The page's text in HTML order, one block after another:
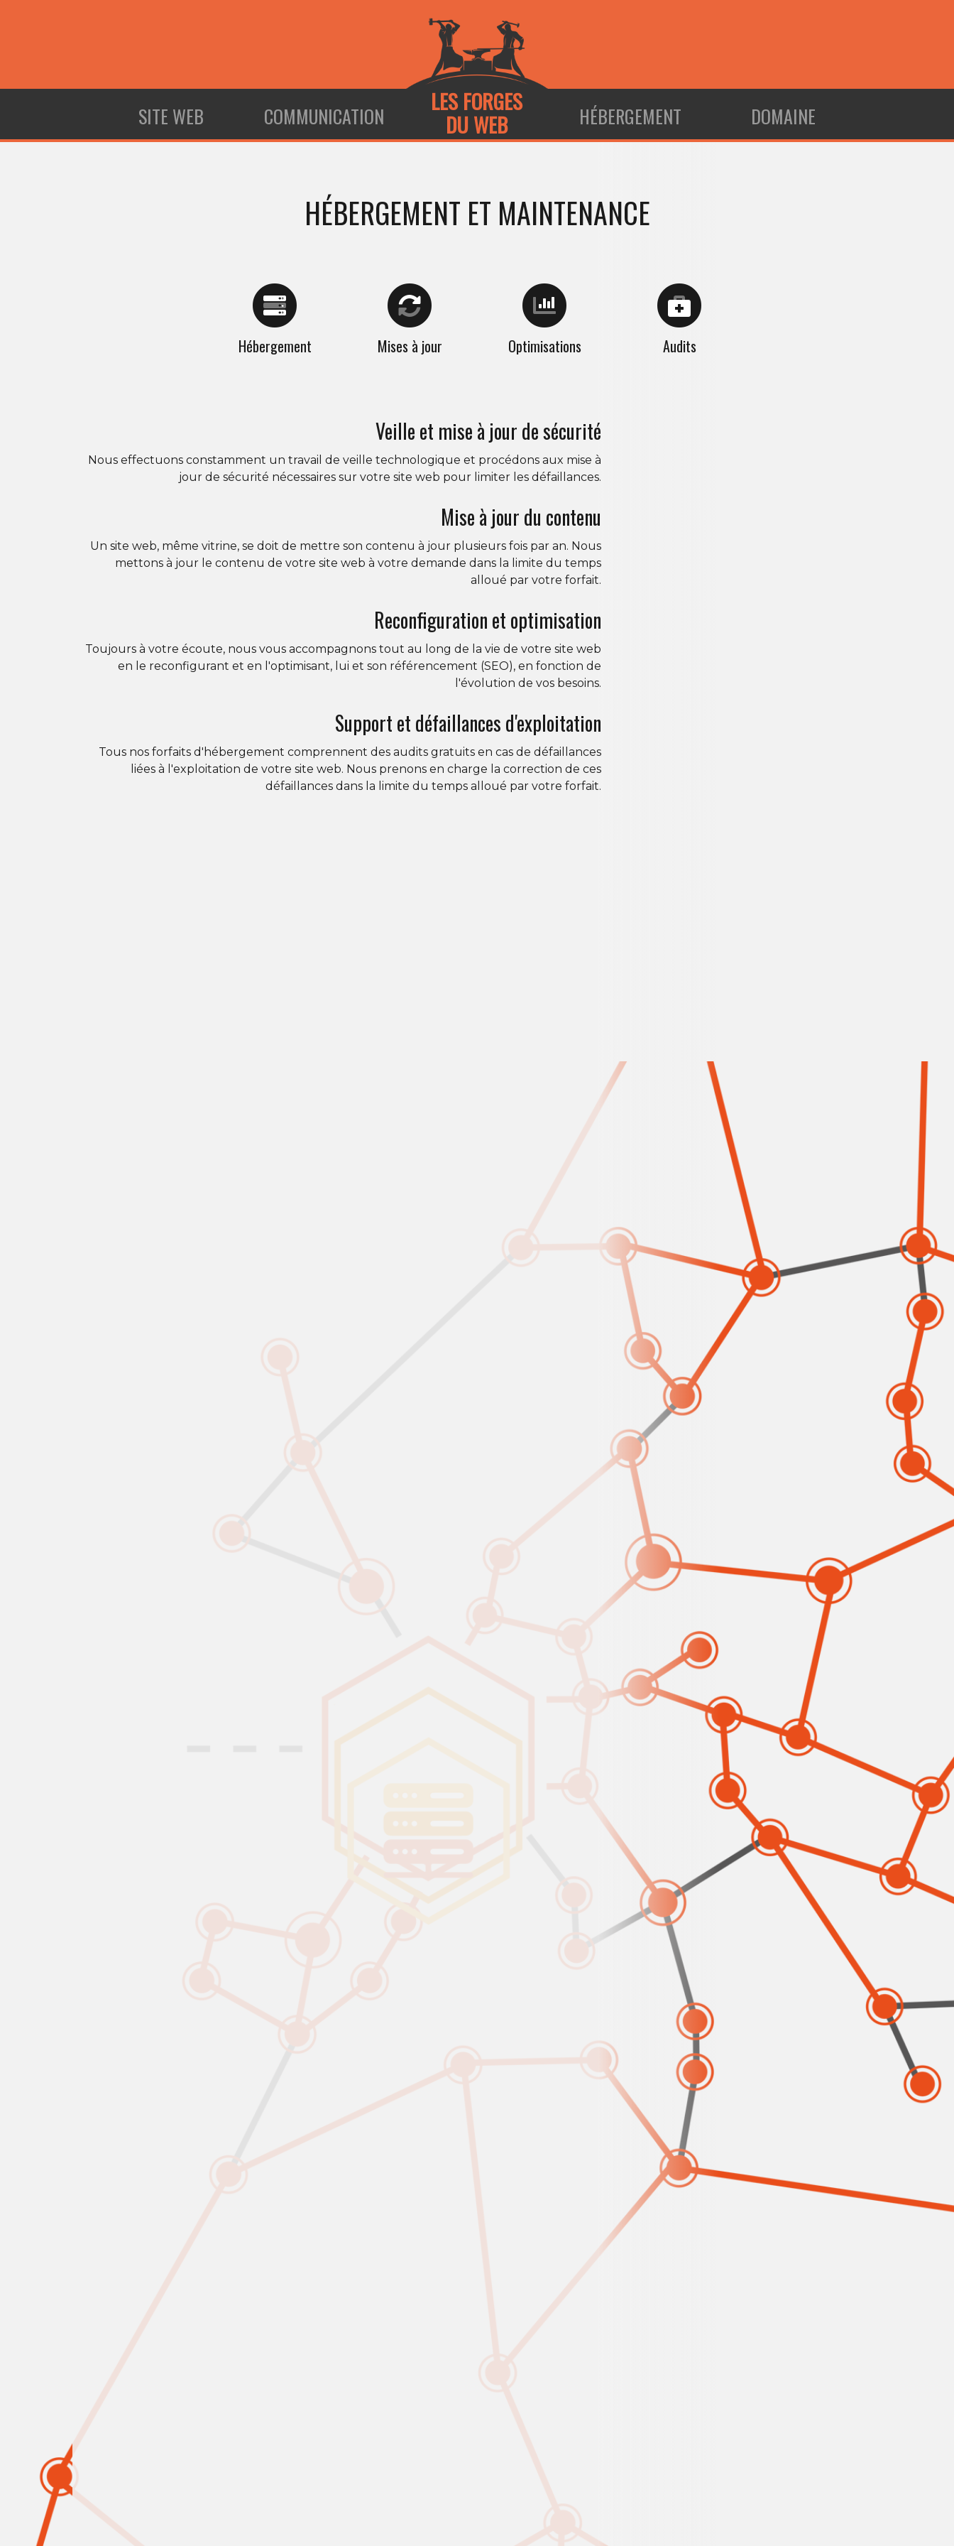
SITE WEB COMMUNICATION LES FORGES
DU WEB HÉBERGEMENT DOMAINE
HÉBERGEMENT ET MAINTENANCE
Hébergement Mises à jour Optimisations Audits
Veille et mise à jour de sécurité
Nous effectuons constamment un travail de veille technologique et procédons aux mise à
jour de sécurité nécessaires sur votre site web pour limiter les défaillances.
Mise à jour du contenu
Un site web, même vitrine, se doit de mettre son contenu à jour plusieurs fois par an. Nous
mettons à jour le contenu de votre site web à votre demande dans la limite du temps
alloué par votre forfait.
Reconfiguration et optimisation
Toujours à votre écoute, nous vous accompagnons tout au long de la vie de votre site web
en le reconfigurant et en l'optimisant, lui et son référencement (SEO), en fonction de
l'évolution de vos besoins.
Support et défaillances d'exploitation
Tous nos forfaits d'hébergement comprennent des audits gratuits en cas de défaillances
liées à l'exploitation de votre site web. Nous prenons en charge la correction de ces
défaillances dans la limite du temps alloué par votre forfait.